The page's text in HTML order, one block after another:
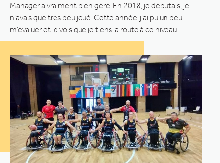
Manager a vraiment bien géré. En 2018, je débutais, je
n’avais que très peu joué. Cette année, j’ai pu un peu
m’évaluer et je vois que je tiens la route à ce niveau.